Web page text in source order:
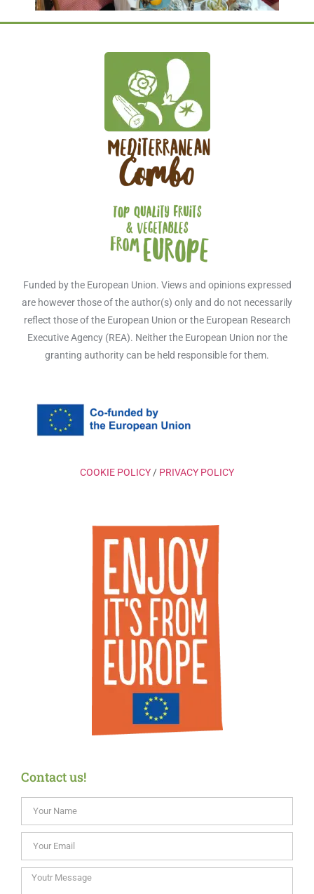
Funded by the European Union. Views and opinions expressed
are however those of the author(s) only and do not necessarily
reflect those of the European Union or the European Research
Executive Agency (REA). Neither the European Union nor the
granting authority can be held responsible for them.
COOKIE POLICY / PRIVACY POLICY
Contact us!